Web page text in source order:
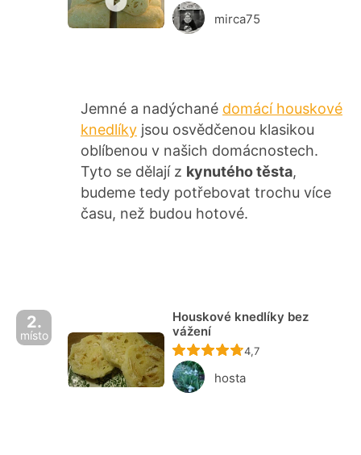
mirca75
Jemné a nadýchané domácí houskové
knedlíky jsou osvědčenou klasikou
oblíbenou v našich domácnostech.
Tyto se dělají z kynutého těsta,
budeme tedy potřebovat trochu více
času, než budou hotové.
2.
místo
Houskové knedlíky bez
vážení
Recept ještě nebyl
4,7
hosta